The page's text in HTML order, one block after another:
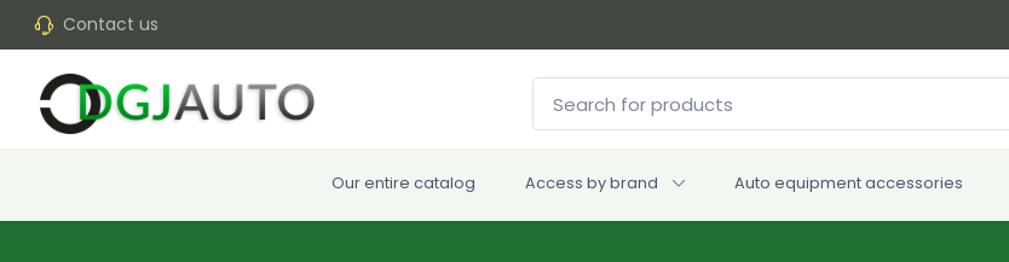
Contact us
Our entire catalog Access by brand Auto equipment accessories